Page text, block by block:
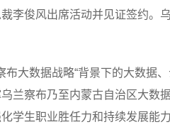
李俊风出席活动并见证签约。
大数据战略“背景下的大数据
兰察布乃至内蒙古自治区大数
学生职业胜任力和持续发展能